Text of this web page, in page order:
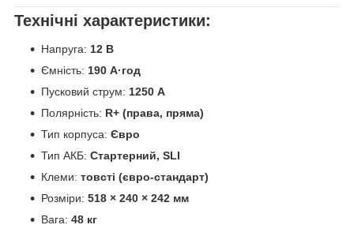
Технічні характеристики:
Напруга: 12 В
Ємність: 190 А·год
Пусковий струм: 1250 А
Полярність: R+ (права, пряма)
Тип корпуса: Євро
Тип АКБ: Стартерний, SLI
Клеми: товсті (євро-стандарт)
Розміри: 518 × 240 × 242 мм
Вага: 48 кг